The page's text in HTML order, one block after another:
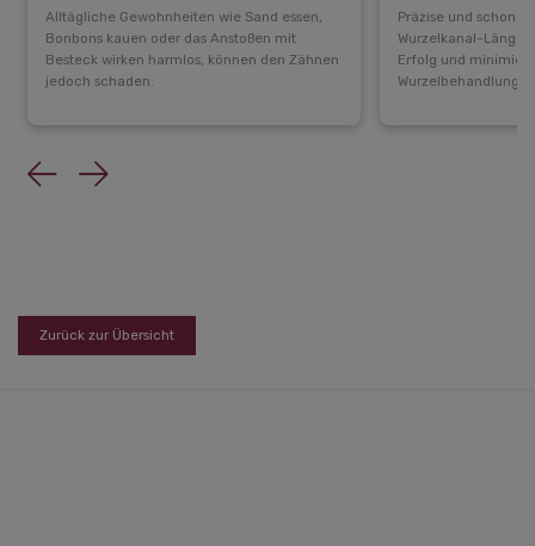
Alltägliche Gewohnheiten wie Sand essen,
Bonbons kauen oder das Anstoßen mit
Besteck wirken harmlos, können den Zähnen
jedoch schaden.
Präzise und
Wurzelkanal-
Erfolg und minimiert
Previous
Next
Zurück zur Übersicht